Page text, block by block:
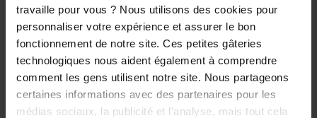
travaille pour vous ? Nous utilisons des cookies pour
personnaliser votre expérience et assurer le bon
fonctionnement de notre site. Ces petites gâteries
technologiques nous aident également à comprendre
comment les gens utilisent notre site. Nous partageons
certaines informations avec des partenaires pour les
médias sociaux, la publicité et l'analyse, mais tout cela